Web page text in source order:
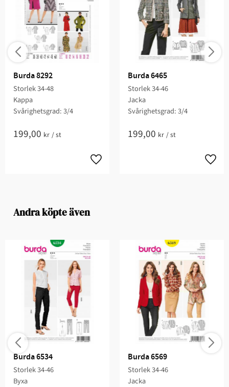
Burda 8292
Storlek 34-48
Kappa
Svårighetsgrad: 3/4​
199,00 kr /st
Burda 6465
Storlek 34-46
Jacka
Svårighetsgrad: 3/4​
199,00 kr /st
Andra köpte även
Burda 6534
Storlek 34-46
Byxa
Burda 6569
Storlek 34-46
Jacka